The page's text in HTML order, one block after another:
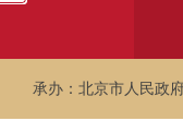
承办：北京市人民政